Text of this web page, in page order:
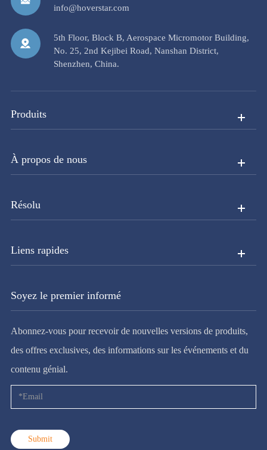
info@hoverstar.com
5th Floor, Block B, Aerospace Micromotor Building,
No. 25, 2nd Kejibei Road, Nanshan District,
Shenzhen, China.
Produits
À propos de nous
Résolu
Liens rapides
Soyez le premier informé
Abonnez-vous pour recevoir de nouvelles versions de produits,
des offres exclusives, des informations sur les événements et du
contenu génial.
Submit